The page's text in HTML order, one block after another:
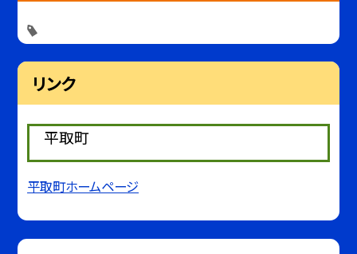
リンク
平取町
平取町ホームページ